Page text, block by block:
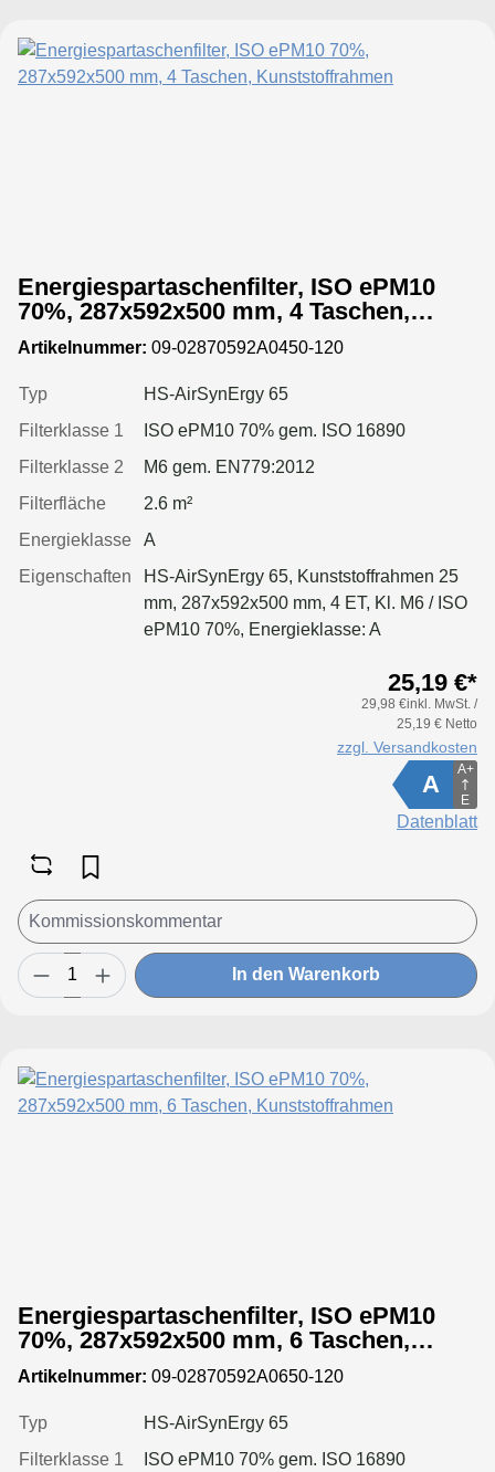
Energiespartaschenfilter, ISO ePM10
70%, 287x592x500 mm, 4 Taschen,
Kunststoffrahmen
Artikelnummer: 09-02870592A0450-120
Typ
HS-AirSynErgy 65
Filterklasse 1
ISO ePM10 70% gem. ISO 16890
Filterklasse 2
M6 gem. EN779:2012
Filterfläche
2.6 m²
Energieklasse
A
Eigenschaften
HS-AirSynErgy 65, Kunststoffrahmen 25
mm, 287x592x500 mm, 4 ET, Kl. M6 / ISO
ePM10 70%, Energieklasse: A
25,19 €*
29,98 €inkl. MwSt. /
25,19 € Netto
zzgl. Versandkosten
A
A+
E
Datenblatt
In den Warenkorb
Energiespartaschenfilter, ISO ePM10
70%, 287x592x500 mm, 6 Taschen,
Kunststoffrahmen
Artikelnummer: 09-02870592A0650-120
Typ
HS-AirSynErgy 65
Filterklasse 1
ISO ePM10 70% gem. ISO 16890